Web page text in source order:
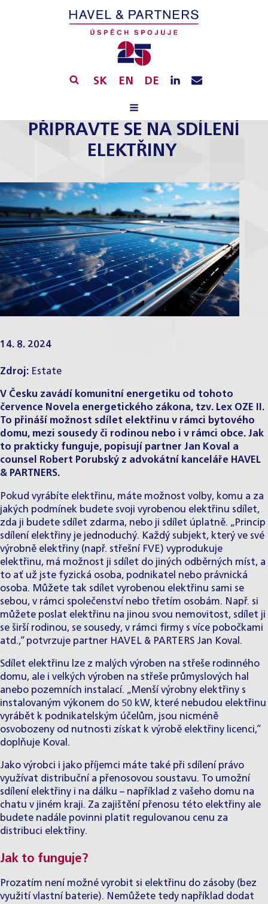
SK EN DE
PŘIPRAVTE SE NA SDÍLENÍ
ELEKTŘINY
14. 8. 2024
Zdroj: Estate
V Česku zavádí komunitní energetiku od tohoto
července Novela energetického zákona, tzv. Lex OZE II.
To přináší možnost sdílet elektřinu v rámci bytového
domu, mezi sousedy či rodinou nebo i v rámci obce. Jak
to prakticky funguje, popisují partner Jan Koval a
counsel Robert Porubský z advokátní kanceláře HAVEL
& PARTNERS.
Pokud vyrábíte elektřinu, máte možnost volby, komu a za
jakých podmínek budete svoji vyrobenou elektřinu sdílet,
zda ji budete sdílet zdarma, nebo ji sdílet úplatně. „Princip
sdílení elektřiny je jednoduchý. Každý subjekt, který ve své
výrobně elektřiny (např. střešní FVE) vyprodukuje
elektřinu, má možnost ji sdílet do jiných odběrných míst, a
to ať už jste fyzická osoba, podnikatel nebo právnická
osoba. Můžete tak sdílet vyrobenou elektřinu sami se
sebou, v rámci společenství nebo třetím osobám. Např. si
můžete poslat elektřinu na jinou svou nemovitost, sdílet ji
se širší rodinou, se sousedy, v rámci firmy s více pobočkami
atd.,“ potvrzuje partner HAVEL & PARTERS Jan Koval.
Sdílet elektřinu lze z malých výroben na střeše rodinného
domu, ale i velkých výroben na střeše průmyslových hal
anebo pozemních instalací. „Menší výrobny elektřiny s
instalovaným výkonem do 50 kW, které nebudou elektřinu
vyrábět k podnikatelským účelům, jsou nicméně
osvobozeny od nutnosti získat k výrobě elektřiny licenci,“
doplňuje Koval.
Jako výrobci i jako příjemci máte také při sdílení právo
využívat distribuční a přenosovou soustavu. To umožní
sdílení elektřiny i na dálku – například z vašeho domu na
chatu v jiném kraji. Za zajištění přenosu této elektřiny ale
budete nadále povinni platit regulovanou cenu za
distribuci elektřiny.
Jak to funguje?
Prozatím není možné vyrobit si elektřinu do zásoby (bez
využití vlastní baterie). Nemůžete tedy například dodat